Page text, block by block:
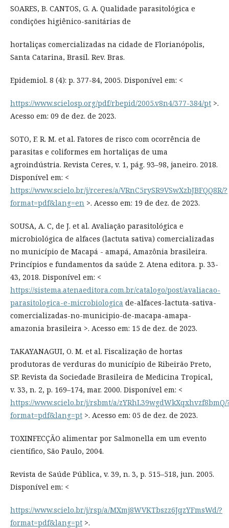
SOARES, B. CANTOS, G. A. Qualidade parasitológica e
condições higiênico-sanitárias de
hortaliças comercializadas na cidade de Florianópolis,
Santa Catarina, Brasil. Rev. Bras.
Epidemiol. 8 (4): p. 377-84, 2005. Disponível em: <
https://www.scielosp.org/pdf/rbepid/2005.v8n4/377-384/pt >.
Acesso em: 09 de dez. de 2023.
SOTO, F. R. M. et al. Fatores de risco com ocorrência de
parasitas e coliformes em hortaliças de uma
agroindústria. Revista Ceres, v. 1, pág. 93–98, janeiro. 2018.
Disponível em: <
https://www.scielo.br/j/rceres/a/VRnC5rySR9VSwXzbJBFQQ8R/?
format=pdf&lang=en >. Acesso em: 19 de dez. de 2023.
SOUSA, A. C, de J. et al. Avaliação parasitológica e
microbiológica de alfaces (lactuta sativa) comercializadas
no município de Macapá - amapá, Amazônia brasileira.
Princípios e fundamentos da saúde 2. Atena editora. p. 33-
43, 2018. Disponível em: <
https://sistema.atenaeditora.com.br/catalogo/post/avaliacao-
parasitologica-e-microbiologica de-alfaces-lactuta-sativa-
comercializadas-no-municipio-de-macapa-amapa-
amazonia brasileira >. Acesso em: 15 de dez. de 2023.
TAKAYANAGUI, O. M. et al. Fiscalização de hortas
produtoras de verduras do município de Ribeirão Preto,
SP. Revista da Sociedade Brasileira de Medicina Tropical,
v. 33, n. 2, p. 169–174, mar. 2000. Disponível em: <
https://www.scielo.br/j/rsbmt/a/zYRhL39wgdWkXqxhvzf8bmQ/
format=pdf&lang=pt >. Acesso em: 05 de dez. de 2023.
TOXINFECÇÃO alimentar por Salmonella em um evento
científico, São Paulo, 2004.
Revista de Saúde Pública, v. 39, n. 3, p. 515–518, jun. 2005.
Disponível em: <
https://www.scielo.br/j/rsp/a/MXmj8WVKTbszz6JqzYFmsWd/?
format=pdf&lang=pt >.